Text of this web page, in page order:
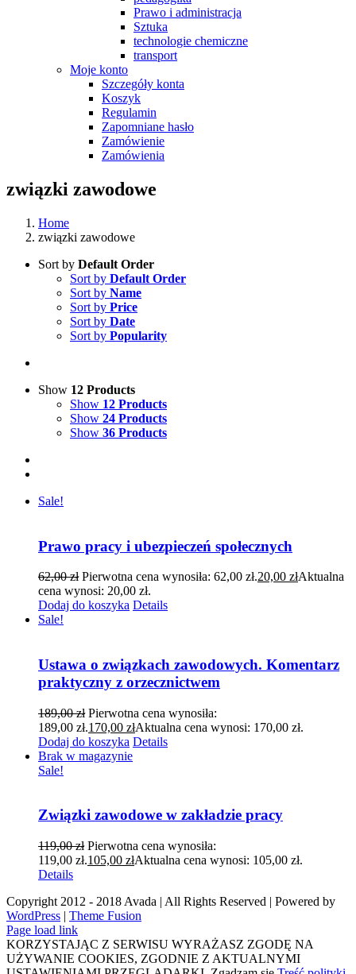
Prawo i administracja
Sztuka
technologie chemiczne
transport
Moje konto
Szczegóły konta
Koszyk
Regulamin
Zapomniane hasło
Zamówienie
Zamówienia
związki zawodowe
Home
związki zawodowe
Sort by Default Order
Sort by Default Order
Sort by Name
Sort by Price
Sort by Date
Sort by Popularity
Show 12 Products
Show 12 Products
Show 24 Products
Show 36 Products
Sale!
Prawo pracy i ubezpieczeń społecznych
62,00zł Pierwotna cena wynosiła: 62,00 zł.20,00 złAktualna
cena wynosi: 20,00 zł.
Dodaj do koszyka Details
Sale!
Ustawa o związkach zawodowych. Komentarz
praktyczny z orzecznictwem
189,00zł Pierwotna cena wynosiła:
189,00 zł.170,00 złAktualna cena wynosi: 170,00 zł.
Dodaj do koszyka Details
Brak w magazynie
Sale!
Związki zawodowe w zakładzie pracy
119,00zł Pierwotna cena wynosiła:
119,00 zł.105,00 złAktualna cena wynosi: 105,00 zł.
Details
Copyright 2012 - 2018 Avada | All Rights Reserved | Powered by
WordPress | Theme Fusion
Page load link
KORZYSTAJĄC Z SERWISU WYRAŻASZ ZGODĘ NA
UŻYWANIE COOKIES, ZGODNIE Z AKTUALNYMI